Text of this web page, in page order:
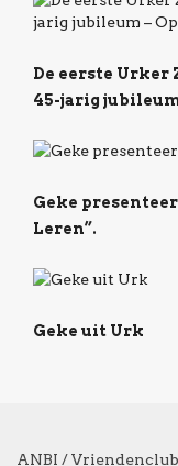
De eerste Urker
45-jarig
Geke
Leren”.
Geke uit Urk
ANBI / Vriendenclub